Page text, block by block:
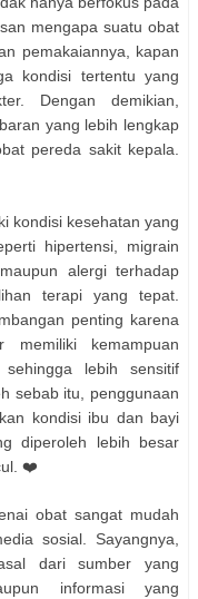
mengapa suatu obat
pemakaiannya, kapan
kondisi tertentu yang
Dengan demikian,
yang lebih lengkap
pereda sakit kepala.
kondisi kesehatan yang
hipertensi, migrain
alergi terhadap
terapi yang tepat.
penting karena
kemampuan
lebih sensitif
sebab itu, penggunaan
kondisi ibu dan bayi
diperoleh lebih besar
❤️
obat sangat mudah
sosial. Sayangnya,
dari sumber yang
informasi yang